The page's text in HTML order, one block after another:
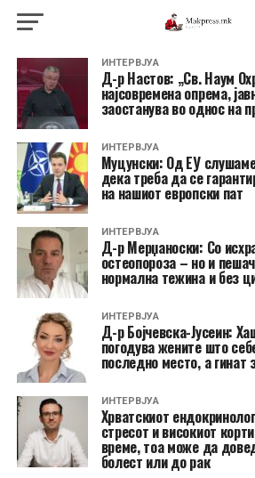
ИНТЕРВЈУА
Д-р Настов: „Св. Наум
најсовремена опрема,
заостанува во однос на
ИНТЕРВЈУА
Муцунски: Од ЕУ
дека треба да се
на нашиот европски пат
ИНТЕРВЈУА
Д-р Мерџаноски: Со
остеопороза – но и
нормална тежина и без
ИНТЕРВЈУА
Д-р Бојчевска-Јусеин:
погодува жените што
последно место, а гинат
ИНТЕРВЈУА
Хрватскиот
стресот и високиот
време, тоа може да
болест или до рак